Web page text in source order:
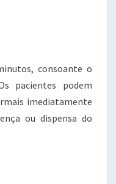
consoante o
pacientes podem
imediatamente
ou dispensa do